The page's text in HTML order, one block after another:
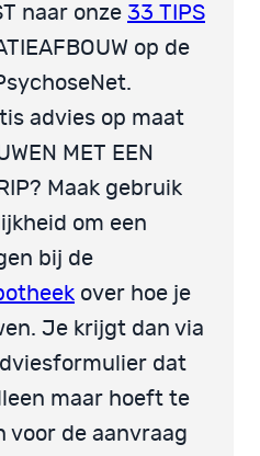
naar onze 33 TIPS
op de
advies op maat
MET EEN
Maak gebruik
om een
bij de
over hoe je
Je krijgt dan via
dat
maar hoeft te
voor de aanvraag